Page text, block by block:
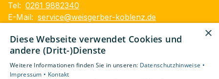
Tel: 0261 9882340
E-Mail: service@weisgerber-koblenz.de
Datenschutzerklärung
Barrierefreiheitserklärung
AGB
×
Diese Webseite verwendet Cookies und
andere (Dritt-)Dienste
Weitere Informationen finden Sie in unseren: Datenschutzhinweise •
Impressum • Kontakt